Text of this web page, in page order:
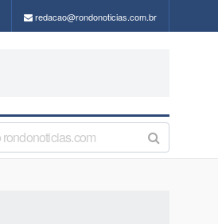
redacao@rondonoticias.com.br